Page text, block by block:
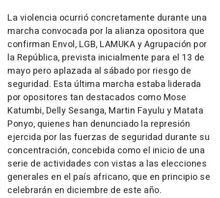
La violencia ocurrió concretamente durante una
marcha convocada por la alianza opositora que
confirman Envol, LGB, LAMUKA y Agrupación por
la República, prevista inicialmente para el 13 de
mayo pero aplazada al sábado por riesgo de
seguridad. Esta última marcha estaba liderada
por opositores tan destacados como Mose
Katumbi, Delly Sesanga, Martin Fayulu y Matata
Ponyo, quienes han denunciado la represión
ejercida por las fuerzas de seguridad durante su
concentración, concebida como el inicio de una
serie de actividades con vistas a las elecciones
generales en el país africano, que en principio se
celebrarán en diciembre de este año.